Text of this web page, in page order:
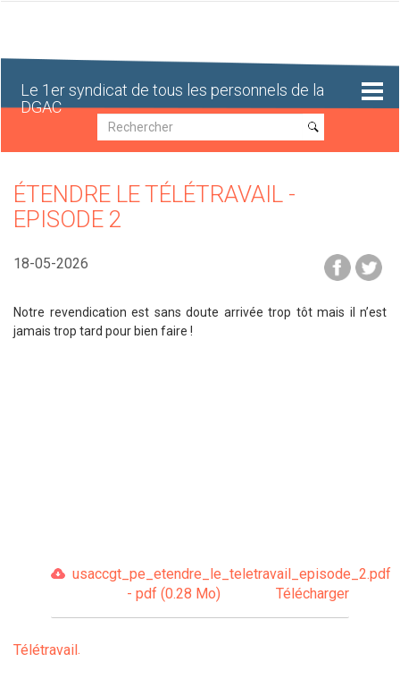
Le 1er syndicat de tous les personnels de la
DGAC
Recherche
Recherche
ÉTENDRE LE TÉLÉTRAVAIL -
EPISODE 2
18-05-2026
Notre revendication est sans doute arrivée trop tôt mais il n’est
jamais trop tard pour bien faire !
usaccgt_pe_etendre_le_teletravail_episode_2.pdf
- pdf (0.28 Mo)
Télécharger
Télétravail